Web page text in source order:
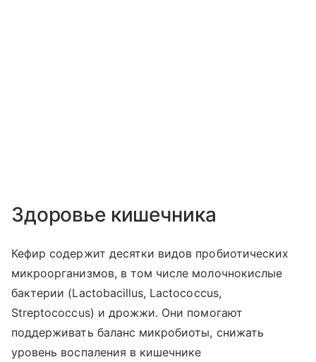
Здоровье кишечника
Кефир содержит десятки видов пробиотических
микроорганизмов, в том числе молочнокислые
бактерии (Lactobacillus, Lactococcus,
Streptococcus) и дрожжи. Они помогают
поддерживать баланс микробиоты, снижать
уровень воспаления в кишечнике